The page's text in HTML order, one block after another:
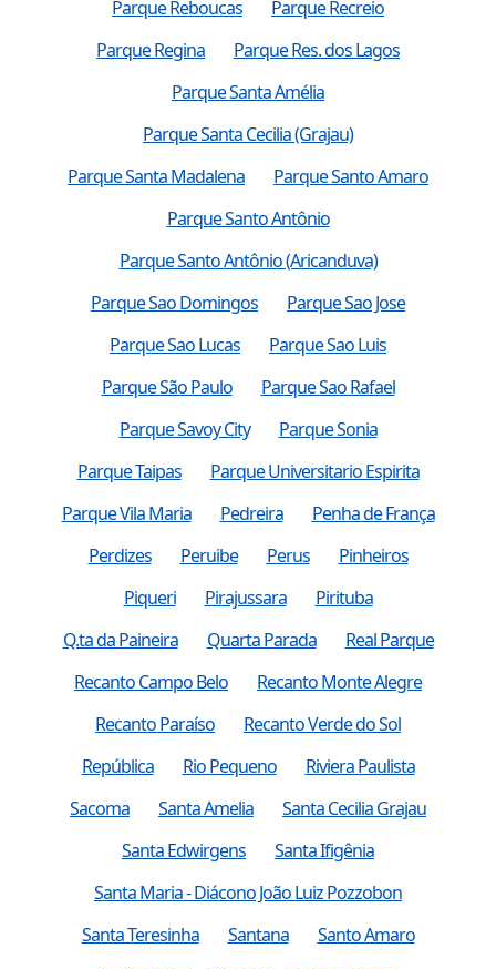
Parque Reboucas
Parque Recreio
Parque Regina
Parque Res. dos Lagos
Parque Santa Amélia
Parque Santa Cecilia (Grajau)
Parque Santa Madalena
Parque Santo Amaro
Parque Santo Antônio
Parque Santo Antônio (Aricanduva)
Parque Sao Domingos
Parque Sao Jose
Parque Sao Lucas
Parque Sao Luis
Parque São Paulo
Parque Sao Rafael
Parque Savoy City
Parque Sonia
Parque Taipas
Parque Universitario Espirita
Parque Vila Maria
Pedreira
Penha de França
Perdizes
Peruibe Perus
Pinheiros
Piqueri
Pirajussara
Pirituba
Q.ta da Paineira
Quarta Parada
Real Parque
Recanto Campo Belo
Recanto Monte Alegre
Recanto Paraíso
Recanto Verde do Sol
República
Rio Pequeno
Riviera Paulista
Sacoma
Santa Amelia
Santa Cecilia Grajau
Santa Edwirgens
Santa Ifigênia
Santa Maria - Diácono João Luiz Pozzobon
Santa Teresinha
Santana
Santo Amaro